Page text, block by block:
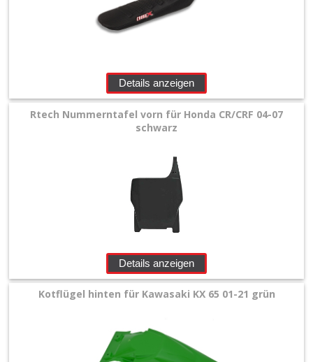
Details anzeigen
Rtech Nummerntafel vorn für Honda CR/CRF 04-07
schwarz
Details anzeigen
Kotflügel hinten für Kawasaki KX 65 01-21 grün